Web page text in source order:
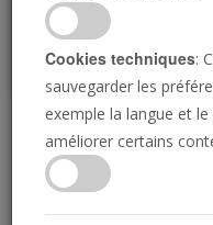
Des
Bible
Cookies techniques:
sauvegarder les
exemple la langue et
améliorer certains